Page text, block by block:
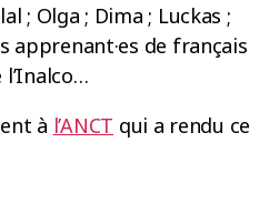
; Olga ; Dima ; Luckas ;
apprenant·es de français
l’Inalco…
à l’ANCT qui a rendu ce